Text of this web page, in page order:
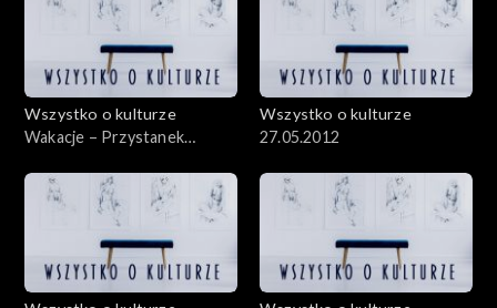
Wszystko o kulturze
Wakacje – Przystanek
Wszystko o kulturze
27.05.2012